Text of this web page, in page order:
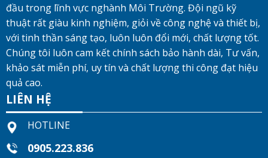
đầu trong lĩnh vực nghành Môi Trường. Đội ngũ kỹ
thuật rất giàu kinh nghiệm, giỏi về công nghệ và thiết bị,
với tinh thần sáng tạo, luôn luôn đổi mới, chất lượng tốt.
Chúng tôi luôn cam kết chính sách bảo hành dài, Tư vấn,
khảo sát miễn phí, uy tín và chất lượng thi công đạt hiệu
quả cao.
LIÊN HỆ
HOTLINE
0905.223.836